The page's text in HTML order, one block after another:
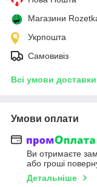
Магазини
Укрпошта
Самовивіз
Всі умови доставки
Умови оплати
Ви отримаєте
або гроші
Детальніше